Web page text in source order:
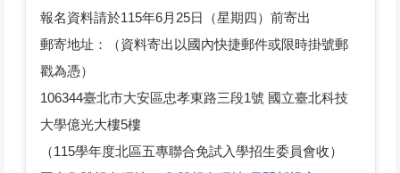
報名資料請於115年6月25日（星期四）前寄出
郵寄地址：（資料寄出以國內快捷郵件或限時掛號郵
戳為憑）
106344臺北市大安區忠孝東路三段1號 國立臺北科技
大學億光大樓5樓
（115學年度北區五專聯合免試入學招生委員會收）